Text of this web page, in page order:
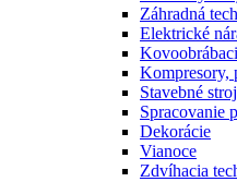
Záhradná
Elektrické
Kompresory,
Stavebné
Spracovanie
Dekorácie
Vianoce
Zdvíhacia